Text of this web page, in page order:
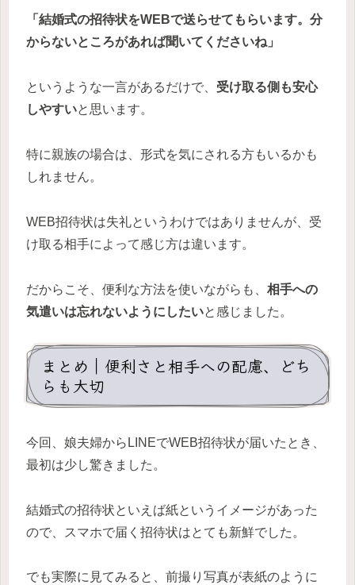
「結婚式の招待状をWEBで送らせてもらいます。分
からないところがあれば聞いてくださいね」
というような一言があるだけで、 受け取る側も安心
しやすいと思います。
特に親族の場合は、形式を気にされる方もいるかも
しれません。
WEB招待状は失礼というわけではありませんが、受
け取る相手によって感じ方は違います。
だからこそ、便利な方法を使いながらも、 相手への
気遣いは忘れないようにしたいと感じました。
まとめ｜便利さと相手への配慮、どち
らも大切
今回、娘夫婦からLINEでWEB招待状が届いたとき、
最初は少し驚きました。
結婚式の招待状といえば紙というイメージがあった
ので、スマホで届く招待状はとても新鮮でした。
でも実際に見てみると、前撮り写真が表紙のように